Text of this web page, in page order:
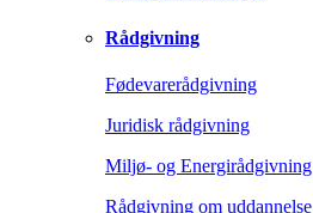
Rådgivning
Fødevarerådgivning
Juridisk rådgivning
Miljø- og Energirådgivning
Rådgivning om uddannelse